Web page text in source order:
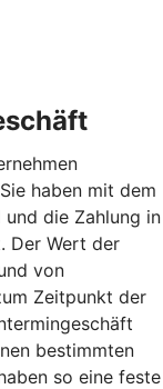
haben mit dem
und die Zahlung in
Der Wert der
von
Zeitpunkt der
bestimmten
so eine feste